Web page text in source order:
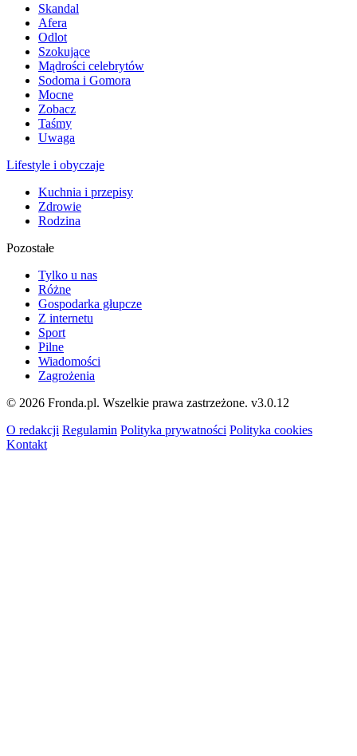
Skandal
Afera
Odlot
Szokujące
Mądrości celebrytów
Sodoma i Gomora
Mocne
Zobacz
Taśmy
Uwaga
Lifestyle i obyczaje
Kuchnia i przepisy
Zdrowie
Rodzina
Pozostałe
Tylko u nas
Różne
Gospodarka głupcze
Z internetu
Sport
Pilne
Wiadomości
Zagrożenia
© 2026 Fronda.pl. Wszelkie prawa zastrzeżone. v3.0.12
O redakcji Regulamin Polityka prywatności Polityka cookies
Kontakt